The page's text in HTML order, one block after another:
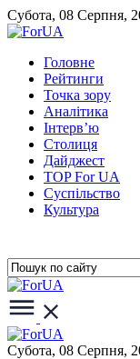
Субота, 08 Серпня,
Головне
Рейтинги
Точка зору
Аналітика
Інтерв’ю
Столиця
Дайджест
TOP For UA
Суспiльство
Культура
Субота, 08 Серпня,